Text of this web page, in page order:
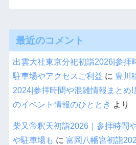
最近のコメント
出雲大社東京分祀初詣2026|参拝
駐車場やアクセスご利益 に 豊川
2024|参拝時間や混雑情報まとめ
のイベント情報のひととき より
柴又帝釈天初詣2026｜参拝時間
や駐車場も に 富岡八幡宮初詣